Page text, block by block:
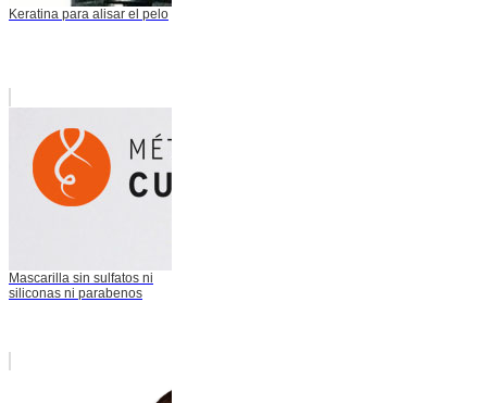
Keratina para alisar el pelo
Mascarilla sin sulfatos ni
siliconas ni parabenos